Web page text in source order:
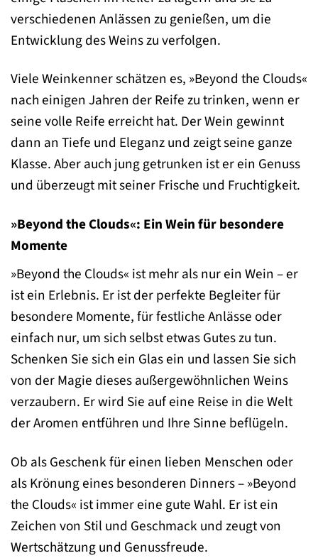
verschiedenen Anlässen zu genießen, um die
Entwicklung des Weins zu verfolgen.
Viele Weinkenner schätzen es, »Beyond the Clouds«
nach einigen Jahren der Reife zu trinken, wenn er
seine volle Reife erreicht hat. Der Wein gewinnt
dann an Tiefe und Eleganz und zeigt seine ganze
Klasse. Aber auch jung getrunken ist er ein Genuss
und überzeugt mit seiner Frische und Fruchtigkeit.
»Beyond the Clouds«: Ein Wein für besondere
Momente
»Beyond the Clouds« ist mehr als nur ein Wein – er
ist ein Erlebnis. Er ist der perfekte Begleiter für
besondere Momente, für festliche Anlässe oder
einfach nur, um sich selbst etwas Gutes zu tun.
Schenken Sie sich ein Glas ein und lassen Sie sich
von der Magie dieses außergewöhnlichen Weins
verzaubern. Er wird Sie auf eine Reise in die Welt
der Aromen entführen und Ihre Sinne beflügeln.
Ob als Geschenk für einen lieben Menschen oder
als Krönung eines besonderen Dinners – »Beyond
the Clouds« ist immer eine gute Wahl. Er ist ein
Zeichen von Stil und Geschmack und zeugt von
Wertschätzung und Genussfreude.